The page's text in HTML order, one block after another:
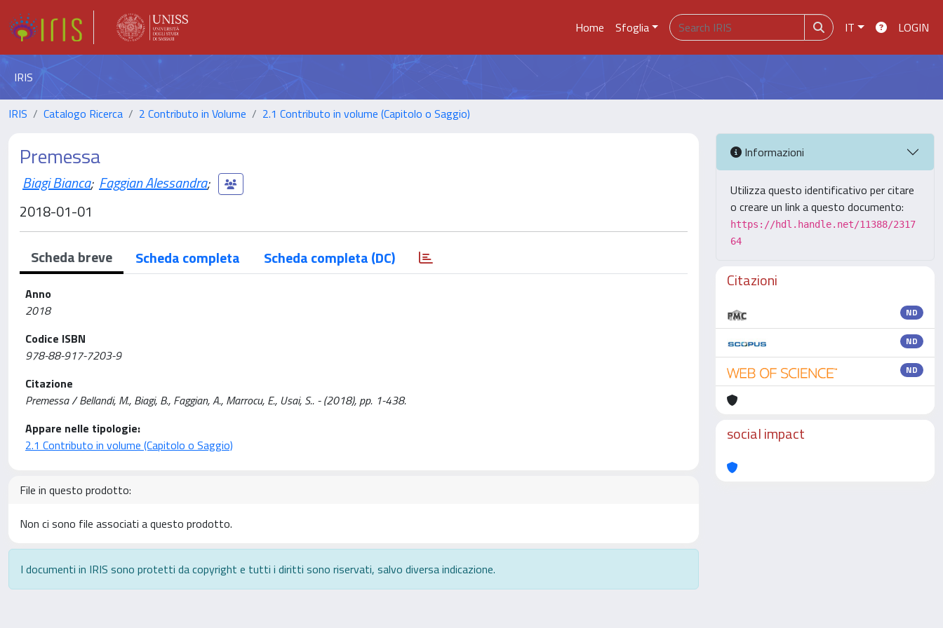
Home Sfoglia IT LOGIN
IRIS
IRIS Catalogo Ricerca 2 Contributo in Volume 2.1 Contributo in volume (Capitolo o Saggio)
Premessa
Biagi Bianca; Faggian Alessandra;
2018-01-01
Scheda breve Scheda completa Scheda completa (DC)
Anno
2018
Codice ISBN
978-88-917-7203-9
Citazione
Premessa / Bellandi, M., Biagi, B., Faggian, A., Marrocu, E., Usai, S.. - (2018), pp. 1-438.
Appare nelle tipologie:
2.1 Contributo in volume (Capitolo o Saggio)
File in questo prodotto:
Non ci sono file associati a questo prodotto.
I documenti in IRIS sono protetti da copyright e tutti i diritti sono riservati, salvo diversa indicazione.
Informazioni
Utilizza questo identificativo per citare
o creare un link a questo documento:
https://hdl.handle.net/11388/2317
64
Citazioni
ND
ND
ND
social impact